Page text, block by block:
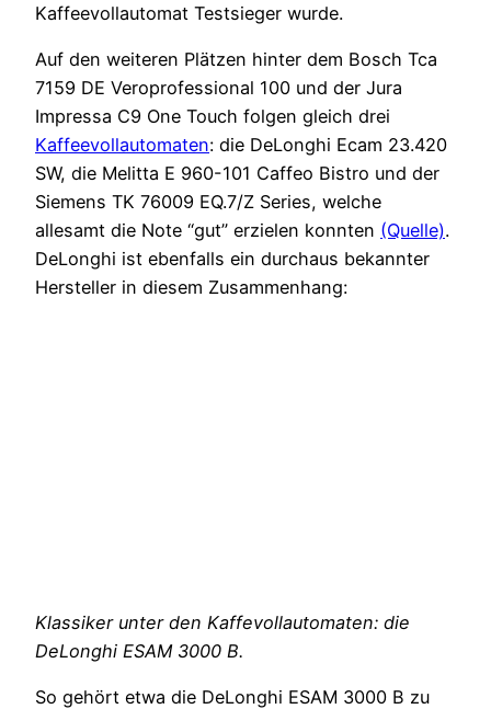
Kaffeevollautomat Testsieger wurde.
Auf den weiteren Plätzen hinter dem Bosch Tca
7159 DE Veroprofessional 100 und der Jura
Impressa C9 One Touch folgen gleich drei
Kaffeevollautomaten: die DeLonghi Ecam 23.420
SW, die Melitta E 960-101 Caffeo Bistro und der
Siemens TK 76009 EQ.7/Z Series, welche
allesamt die Note “gut” erzielen konnten (Quelle).
DeLonghi ist ebenfalls ein durchaus bekannter
Hersteller in diesem Zusammenhang:
Klassiker unter den Kaffevollautomaten: die
DeLonghi ESAM 3000 B.
So gehört etwa die DeLonghi ESAM 3000 B zu